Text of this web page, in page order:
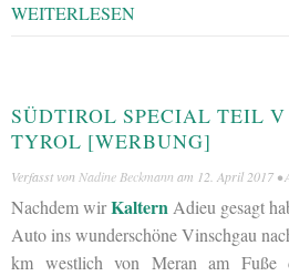
WEITERLESEN
SÜDTIROL SPECIAL TEIL
TYROL [WERBUNG]
Verfasst von Nadine Beckmann am 12. April 2017 •
Nachdem wirKaltern Adieu gesagt
Auto ins wunderschöne Vinschgau
km westlich von Meran am Fuße